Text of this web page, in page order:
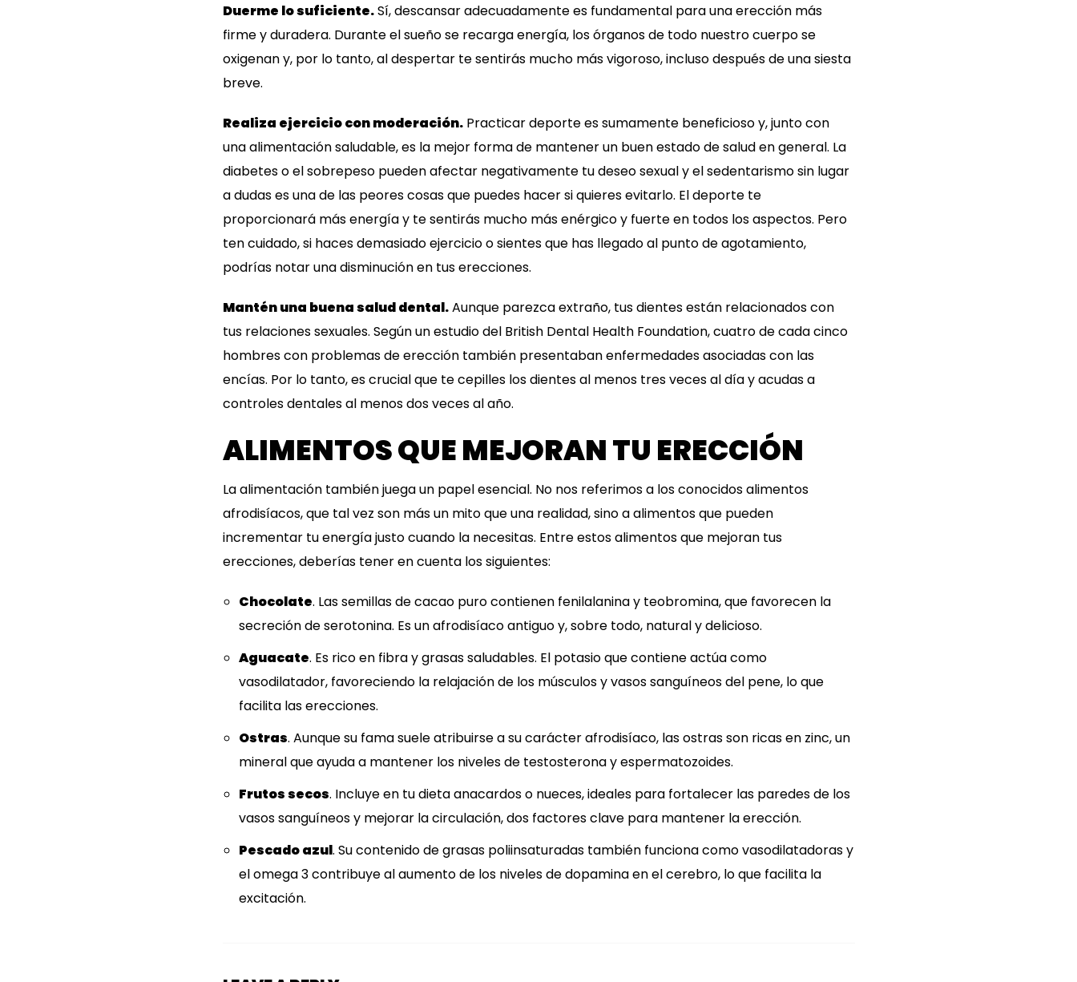
Duerme lo suficiente.Sí, descansar adecuadamente es fundamental para una erección más
firme y duradera. Durante el sueño se recarga energía, los órganos de todo nuestro cuerpo se
oxigenan y, por lo tanto, al despertar te sentirás mucho más vigoroso, incluso después de una siesta
breve.
Realiza ejercicio con moderación.Practicar deporte es sumamente beneficioso y, junto con
una alimentación saludable, es la mejor forma de mantener un buen estado de salud en general. La
diabetes o el sobrepeso pueden afectar negativamente tu deseo sexual y el sedentarismo sin lugar
a dudas es una de las peores cosas que puedes hacer si quieres evitarlo. El deporte te
proporcionará más energía y te sentirás mucho más enérgico y fuerte en todos los aspectos. Pero
ten cuidado, si haces demasiado ejercicio o sientes que has llegado al punto de agotamiento,
podrías notar una disminución en tus erecciones.
Mantén una buena salud dental.Aunque parezca extraño, tus dientes están relacionados con
tus relaciones sexuales. Según un estudio del British Dental Health Foundation, cuatro de cada cinco
hombres con problemas de erección también presentaban enfermedades asociadas con las
encías. Por lo tanto, es crucial que te cepilles los dientes al menos tres veces al día y acudas a
controles dentales al menos dos veces al año.
ALIMENTOS QUE MEJORAN TU ERECCIÓN
La alimentación también juega un papel esencial. No nos referimos a los conocidos alimentos
afrodisíacos, que tal vez son más un mito que una realidad, sino a alimentos que pueden
incrementar tu energía justo cuando la necesitas. Entre estos alimentos que mejoran tus
erecciones, deberías tener en cuenta los siguientes:
Chocolate. Las semillas de cacao puro contienen fenilalanina y teobromina, que favorecen la
secreción de serotonina. Es un afrodisíaco antiguo y, sobre todo, natural y delicioso.
Aguacate. Es rico en fibra y grasas saludables. El potasio que contiene actúa como
vasodilatador, favoreciendo la relajación de los músculos y vasos sanguíneos del pene, lo que
facilita las erecciones.
Ostras. Aunque su fama suele atribuirse a su carácter afrodisíaco, las ostras son ricas en zinc, un
mineral que ayuda a mantener los niveles de testosterona y espermatozoides.
Frutos secos. Incluye en tu dieta anacardos o nueces, ideales para fortalecer las paredes de los
vasos sanguíneos y mejorar la circulación, dos factores clave para mantener la erección.
Pescado azul. Su contenido de grasas poliinsaturadas también funciona como vasodilatadoras y
el omega 3 contribuye al aumento de los niveles de dopamina en el cerebro, lo que facilita la
excitación.